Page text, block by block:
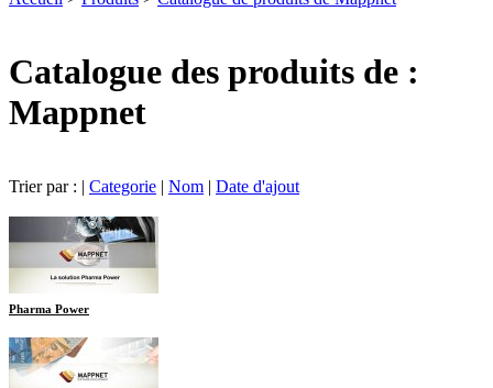
Catalogue des produits de :
Mappnet
Trier par : | Categorie | Nom | Date d'ajout
Pharma Power